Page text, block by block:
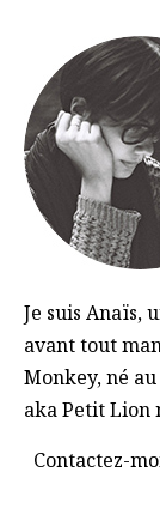
Je suis Anaïs,
avant tout
Monkey, né
aka Petit Lion
Contactez-